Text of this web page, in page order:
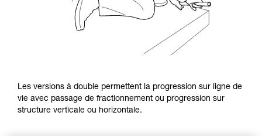
Les versions à double permettent la progression sur ligne de
vie avec passage de fractionnement ou progression sur
structure verticale ou horizontale.